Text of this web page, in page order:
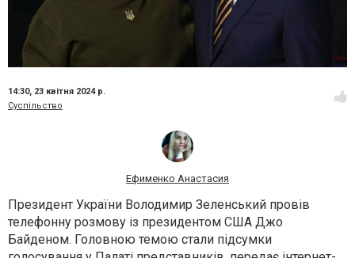
14:30, 23 квітня 2024 р.
Суспільство
Ефименко Анастасия
Президент України Володимир Зеленський провів
телефонну розмову із президентом США Джо
Байденом. Головною темою стали підсумки